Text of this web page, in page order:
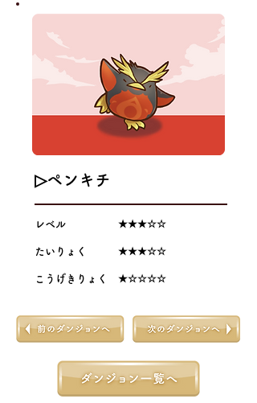
▷ペンキチ
レベル ★★★☆☆
たいりょく ★★★☆☆
こうげきりょく ★☆☆☆☆